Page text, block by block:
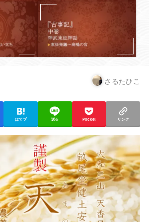
さるたひこ
はてブ 送る Pocket リンク